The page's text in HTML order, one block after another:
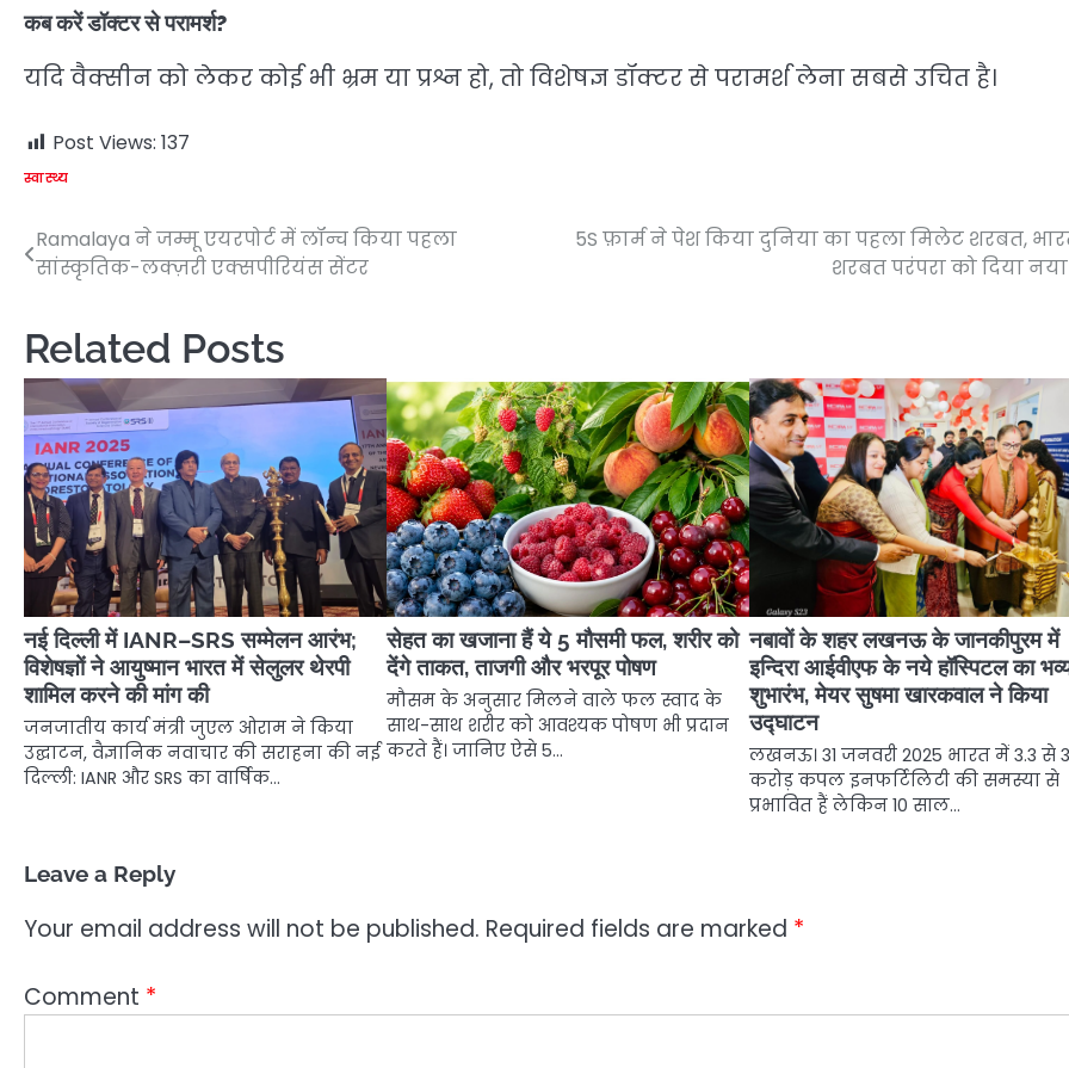
कब करें डॉक्टर से परामर्श?
यदि वैक्सीन को लेकर कोई भी भ्रम या प्रश्न हो, तो विशेषज्ञ डॉक्टर से परामर्श लेना सबसे उचित है।
Post Views: 137
स्वास्थ्य
Post
navigation
Ramalaya ने जम्मू एयरपोर्ट में लॉन्च किया पहला
सांस्कृतिक-लक्ज़री एक्सपीरियंस सेंटर
5S फ़ार्म ने पेश किया दुनिया का पहला मिलेट शरबत,
शरबत परंपरा को दिया
Related Posts
नई दिल्ली में IANR–SRS सम्मेलन आरंभ;
विशेषज्ञों ने आयुष्मान भारत में सेलुलर थेरपी
शामिल करने की मांग की
जनजातीय कार्य मंत्री जुएल ओराम ने किया
उद्घाटन, वैज्ञानिक नवाचार की सराहना की नई
दिल्ली: IANR और SRS का वार्षिक…
सेहत का खजाना हैं ये 5 मौसमी फल, शरीर को
देंगे ताकत, ताजगी और भरपूर पोषण
मौसम के अनुसार मिलने वाले फल स्वाद के
साथ-साथ शरीर को आवश्यक पोषण भी प्रदान
करते हैं। जानिए ऐसे 5…
नबावों के शहर लखनऊ के जानकीपुरम में
इन्दिरा आईवीएफ के नये हॉस्पिटल का
शुभारंभ, मेयर सुषमा खारकवाल ने किया
उद्घाटन
लखनऊ। 31 जनवरी 2025 भारत में 3.3 से
करोड़ कपल इनफर्टिलिटी की समस्या से
प्रभावित हैं लेकिन 10 साल…
Leave a Reply
Your email address will not be published. Required fields are marked *
Comment *